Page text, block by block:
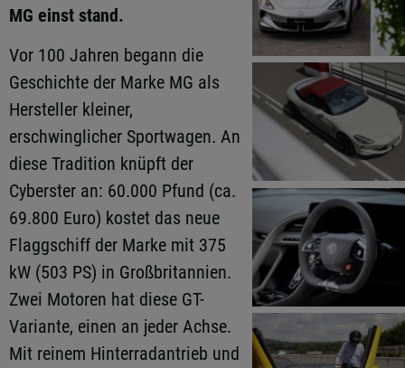
MG einst stand.
Vor 100 Jahren begann die
Geschichte der Marke MG als
Hersteller kleiner,
erschwinglicher Sportwagen. An
diese Tradition knüpft der
Cyberster an: 60.000 Pfund (ca.
69.800 Euro) kostet das neue
Flaggschiff der Marke mit 375
kW (503 PS) in Großbritannien.
Zwei Motoren hat diese GT-
Variante, einen an jeder Achse.
Mit reinem Hinterradantrieb und